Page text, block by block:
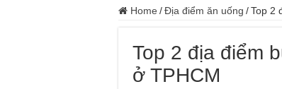
Home /Địa điểm ăn uống /Top 2
Top 2 địa điểm
ở TPHCM